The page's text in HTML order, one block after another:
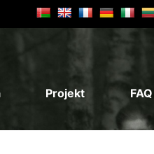
Projekt FAQ